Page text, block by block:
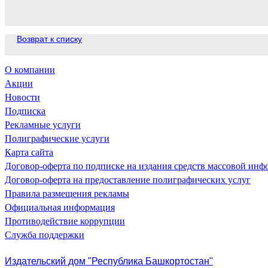
Возврат к списку
О компании
Акции
Новости
Подписка
Рекламные услуги
Полиграфические услуги
Карта сайта
Договор-оферта по подписке на издания средств массовой
Договор-оферта на предоставление полиграфических услуг
Правила размещения рекламы
Официальная информация
Противодействие коррупции
Cлужба поддержки
Издательский дом "Республика Башкортостан"